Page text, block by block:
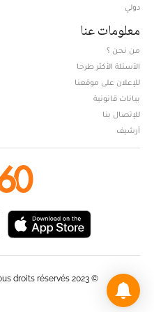
دولي
معلومات عنا
من نحن ؟
الأسئلة الأكثر طرحا
للإعلان على موقعنا
بيانات قانونية
للإتصال بنا
أرشيف
© Web News / le360.ma / Tous droits réservés 2023